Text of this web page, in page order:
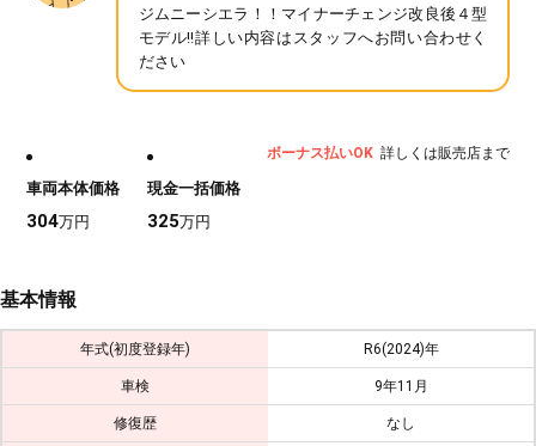
ジムニーシエラ！！マイナーチェンジ改良後４型
モデル!!詳しい内容はスタッフへお問い合わせく
ださい
車両本体価格
304万円
現金一括価格
325万円
ボーナス払いOK 詳しくは販売店まで
基本情報
年式(初度登録年) R6(2024)年
車検 9年11月
修復歴 なし